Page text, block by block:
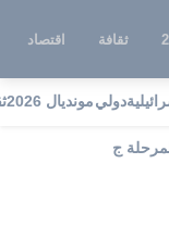
ثقافة اقتصاد
دوليمونديال 2026
ج